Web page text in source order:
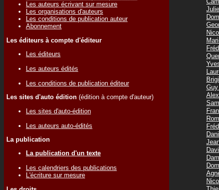
Les auteurs écrivant sur mesure
Les organisations d'auteurs
Les conditions de publication auteur
Abonnement
Les éditeurs à compte d'éditeur
Les éditeurs
Les auteurs édités
Les conditions de publication éditeur
Les sites d'auto édition (édition à compte d'auteur)
Les sites d'auto-édition
Les auteurs auto-édités
La publication
La publication d'un texte
Les calendriers des publications
L'écriture sur mesure